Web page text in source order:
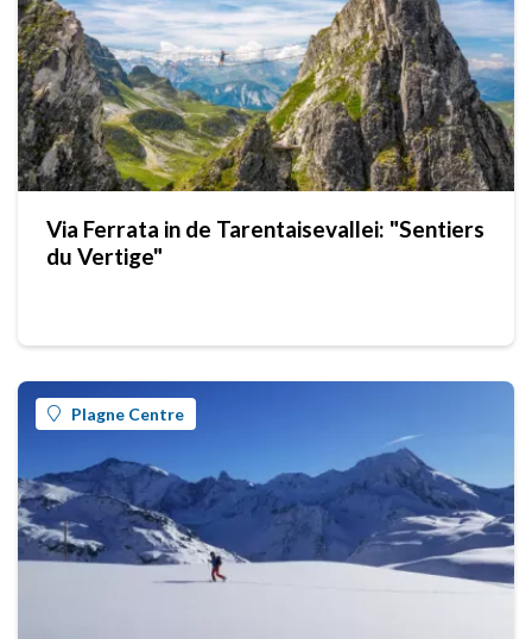
Via Ferrata in de Tarentaisevallei: "Sentiers
du Vertige"
Plagne Centre